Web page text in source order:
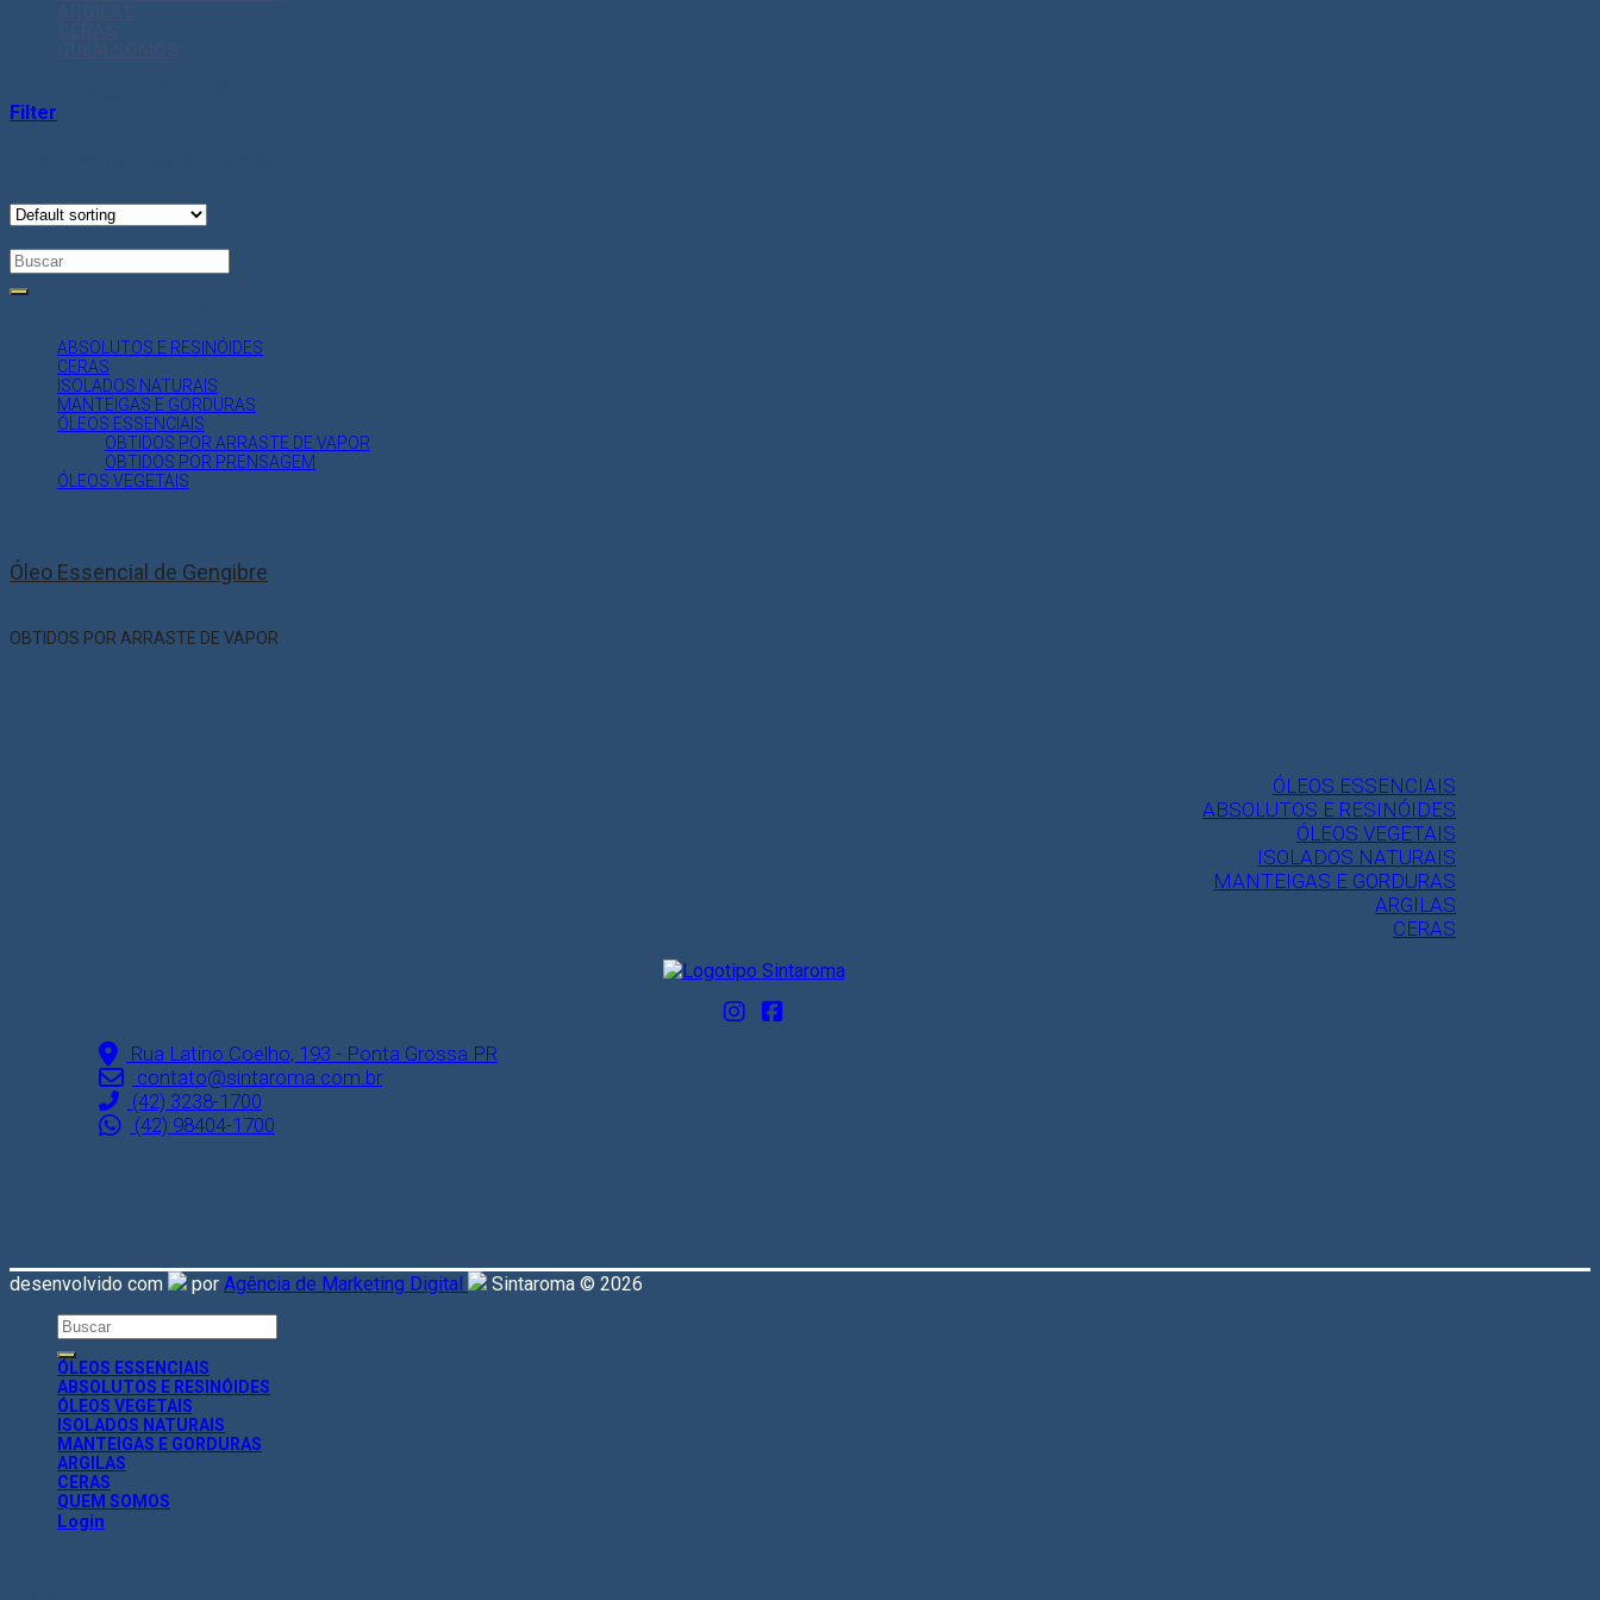
Filter
Search
for:
ABSOLUTOS E RESINÓIDES
CERAS
ISOLADOS NATURAIS
MANTEIGAS E GORDURAS
ÓLEOS ESSENCIAIS
OBTIDOS POR ARRASTE DE VAPOR
OBTIDOS POR PRENSAGEM
ÓLEOS VEGETAIS
OBTIDOS POR ARRASTE DE VAPOR
Óleo Essencial de Gengibre
ÓLEOS ESSENCIAIS
ABSOLUTOS E RESINÓIDES
ÓLEOS VEGETAIS
ISOLADOS NATURAIS
MANTEIGAS E GORDURAS
ARGILAS
CERAS
Rua Latino Coelho, 193 - Ponta Grossa PR
contato@sintaroma.com.br
(42) 3238-1700
(42) 98404-1700
desenvolvido com por Agência de Marketing Digital Sintaroma © 2026
Search
for:
ÓLEOS ESSENCIAIS
ABSOLUTOS E RESINÓIDES
ÓLEOS VEGETAIS
ISOLADOS NATURAIS
MANTEIGAS E GORDURAS
ARGILAS
CERAS
QUEM SOMOS
Login